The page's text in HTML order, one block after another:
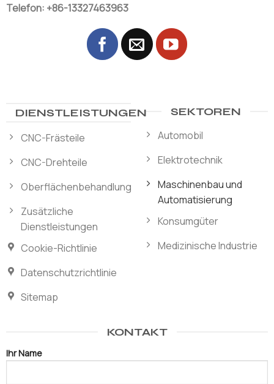
Telefon: +86-13327463963
DIENSTLEISTUNGEN
CNC-Frästeile
CNC-Drehteile
Oberflächenbehandlung
Zusätzliche
Dienstleistungen
Cookie-Richtlinie
Datenschutzrichtlinie
Sitemap
SEKTOREN
Automobil
Elektrotechnik
Maschinenbau und
Automatisierung
Konsumgüter
Medizinische Industrie
KONTAKT
Ihr Name